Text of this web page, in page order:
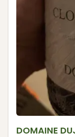
DOMAINE